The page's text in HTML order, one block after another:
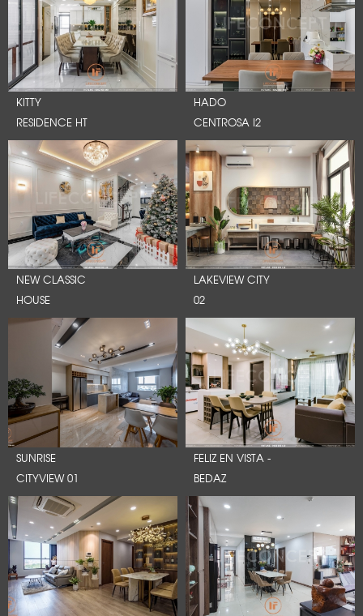
KITTY
RESIDENCE HT
HADO
CENTROSA I2
NEW CLASSIC
HOUSE
LAKEVIEW CITY
02
SUNRISE
CITYVIEW 01
FELIZ EN VISTA -
BEDAZ